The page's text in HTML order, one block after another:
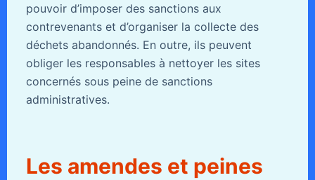
pouvoir d’imposer des sanctions aux
contrevenants et d’organiser la collecte des
déchets abandonnés. En outre, ils peuvent
obliger les responsables à nettoyer les sites
concernés sous peine de sanctions
administratives.
Les amendes et peines